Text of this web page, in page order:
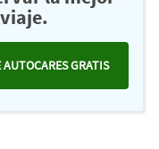
GRATIS